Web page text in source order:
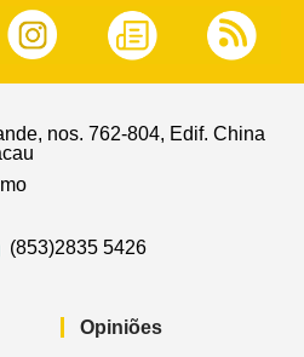
nos. 762-804, Edif. China
(853)2835 5426
Opiniões